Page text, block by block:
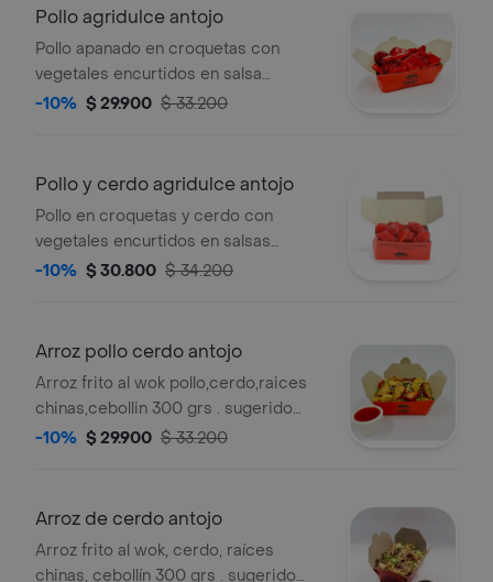
Pollo agridulce antojo
Pollo apanado en croquetas con
vegetales encurtidos en salsa
agridulce de 250 grs sugerido 1
-10% $ 29.900 $ 33.200
Pollo y cerdo agridulce antojo
Pollo en croquetas y cerdo con
vegetales encurtidos en salsas
agridulce de 250 grs sugerido 1
-10% $ 30.800 $ 34.200
Arroz pollo cerdo antojo
Arroz frito al wok pollo,cerdo,raices
chinas,cebollin 300 grs . sugerido
1persona . .
-10% $ 29.900 $ 33.200
Arroz de cerdo antojo
Arroz frito al wok, cerdo, raíces
chinas, cebollín 300 grs . sugerido